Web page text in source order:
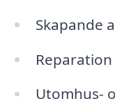
Skapande
Utomhus-